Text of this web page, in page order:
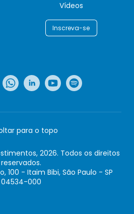
Vídeos
Inscreva-se
para o topo
2026. Todos os direitos
reservados.
100 - Itaim Bibi, São Paulo - SP
04534-000